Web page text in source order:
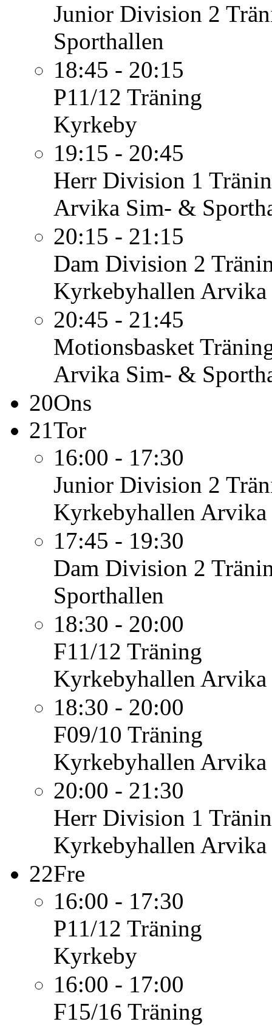
Junior Division 2
Sporthallen
18:45 - 20:15
P11/12 Träning
Kyrkeby
19:15 - 20:45
Herr Division 1
Arvika Sim- &
20:15 - 21:15
Dam Division 2
Kyrkebyhallen Arvika
20:45 - 21:45
Motionsbasket
Arvika Sim- &
20Ons
21Tor
16:00 - 17:30
Junior Division 2
Kyrkebyhallen Arvika
17:45 - 19:30
Dam Division 2
Sporthallen
18:30 - 20:00
F11/12 Träning
Kyrkebyhallen Arvika
18:30 - 20:00
F09/10 Träning
Kyrkebyhallen Arvika
20:00 - 21:30
Herr Division 1
Kyrkebyhallen Arvika
22Fre
16:00 - 17:30
P11/12 Träning
Kyrkeby
16:00 - 17:00
F15/16 Träning